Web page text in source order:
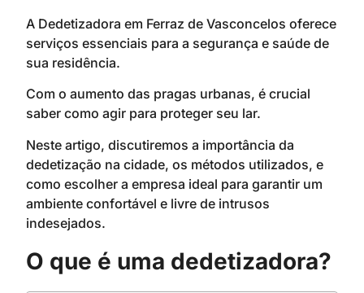
A Dedetizadora em Ferraz de Vasconcelos oferece
serviços essenciais para a segurança e saúde de
sua residência.
Com o aumento das pragas urbanas, é crucial
saber como agir para proteger seu lar.
Neste artigo, discutiremos a importância da
dedetização na cidade, os métodos utilizados, e
como escolher a empresa ideal para garantir um
ambiente confortável e livre de intrusos
indesejados.
O que é uma dedetizadora?